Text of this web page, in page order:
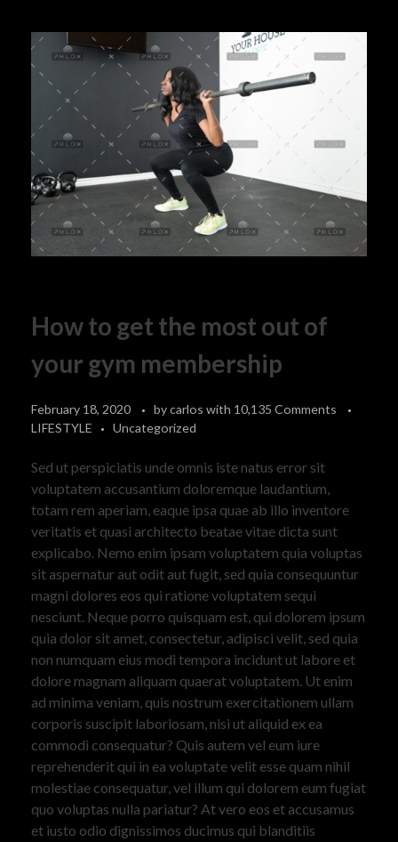
How to get the most out of
your gym membership
February 18, 2020 bycarlos with 10,135 Comments
LIFESTYLE
Uncategorized
Sed ut perspiciatis unde omnis iste natus error sit
voluptatem accusantium doloremque laudantium,
totam rem aperiam, eaque ipsa quae ab illo inventore
veritatis et quasi architecto beatae vitae dicta sunt
explicabo. Nemo enim ipsam voluptatem quia voluptas
sit aspernatur aut odit aut fugit, sed quia consequuntur
magni dolores eos qui ratione voluptatem sequi
nesciunt. Neque porro quisquam est, qui dolorem ipsum
quia dolor sit amet, consectetur, adipisci velit, sed quia
non numquam eius modi tempora incidunt ut labore et
dolore magnam aliquam quaerat voluptatem. Ut enim
ad minima veniam, quis nostrum exercitationem ullam
corporis suscipit laboriosam, nisi ut aliquid ex ea
commodi consequatur? Quis autem vel eum iure
reprehenderit qui in ea voluptate velit esse quam nihil
molestiae consequatur, vel illum qui dolorem eum fugiat
quo voluptas nulla pariatur? At vero eos et accusamus
et iusto odio dignissimos ducimus qui blanditiis